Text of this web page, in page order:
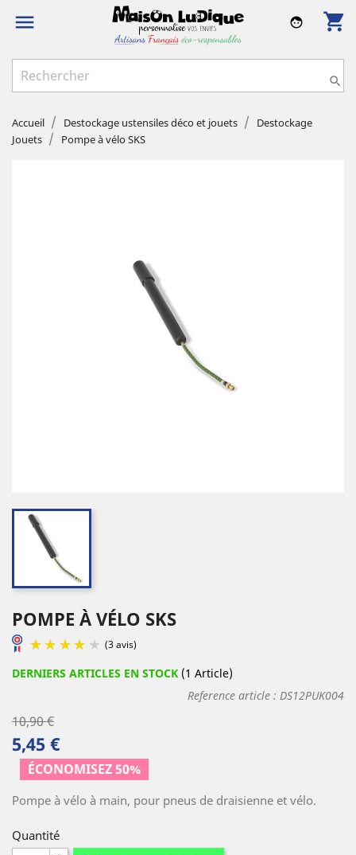
 shopping_cart
face

Accueil Destockage ustensiles déco et jouets
Destockage
Jouets
Pompe à vélo SKS
POMPE À VÉLO SKS
(3 avis)
DERNIERS ARTICLES EN STOCK (1 Article)
Reference article : DS12PUK004
10,90 €
5,45 €
ÉCONOMISEZ 50%
Pompe à vélo à main, pour pneus de draisienne et vélo.
Quantité